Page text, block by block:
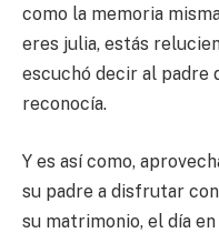
como la memoria
eres julia, estás
escuchó decir al padre
reconocía.
Y es así como,
su padre a disfrutar
su matrimonio, el día